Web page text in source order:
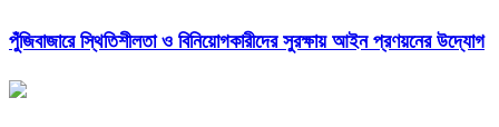
পুঁজিবাজারে স্থিতিশীলতা ও বিনিয়োগকারীদের সুরক্ষায় আইন প্রণয়নের উদ্যোগ